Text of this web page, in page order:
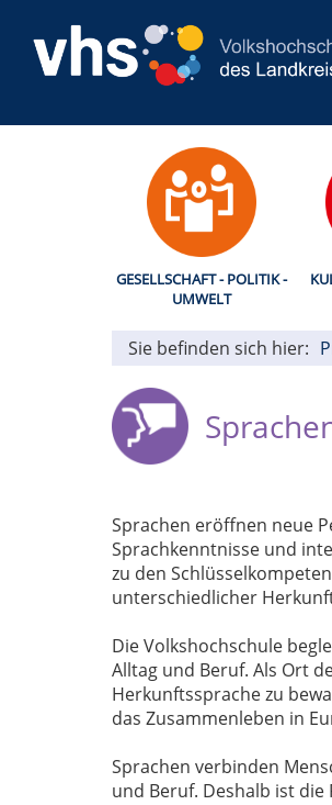
GESELLSCHAFT - POLITIK -
UMWELT
Sie befinden sich hier:
Sprachen eröffnen neue
Sprachkenntnisse und
zu den
unterschiedlicher
Die Volkshochschule
Alltag und Beruf. Als Ort
Herkunftssprache zu
das Zusammenleben in
Sprachen verbinden
und Beruf. Deshalb ist